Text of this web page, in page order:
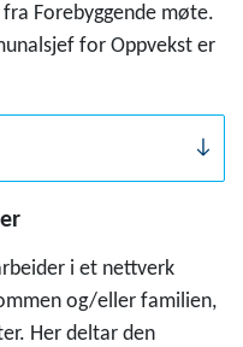
Forebyggende møte.
for Oppvekst er
i et nettverk
og/eller familien,
Her deltar den